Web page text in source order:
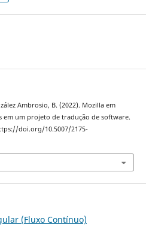
Ambrosio, B. (2022). Mozilla em
em um projeto de tradução de software.
doi.org/10.5007/2175-
(Fluxo Contínuo)